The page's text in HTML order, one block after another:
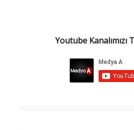
Youtube Kanalımızı